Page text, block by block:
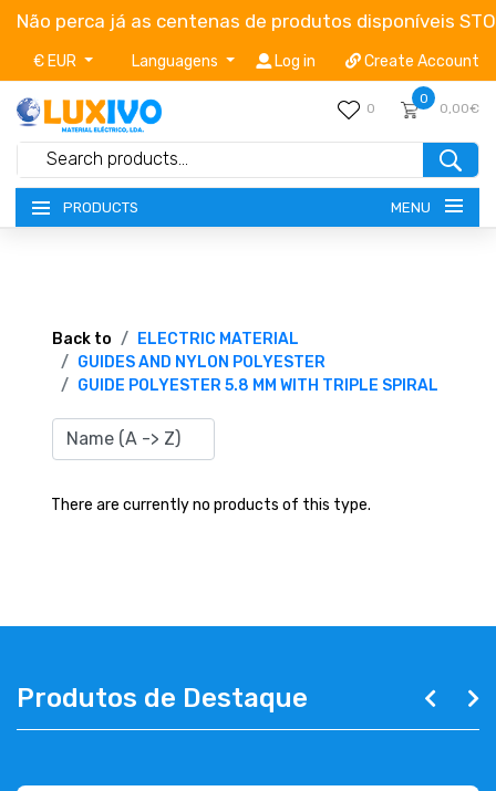
Não perca já as centenas de produtos disponíveis
€ EUR Languagens Log in Create Account
0
0
0,00€
PRODUCTS MENU
TERMS OF SERVICE
CATALOGUES
CAMPAIGNS
ABOUT US
Back to
ELECTRIC MATERIAL
GUIDES AND NYLON POLYESTER
GUIDE POLYESTER 5.8 MM WITH TRIPLE SPIRAL
There are currently no products of this type.
Produtos de Destaque